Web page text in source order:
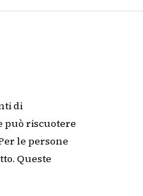
di
può riscuotere
le persone
Queste